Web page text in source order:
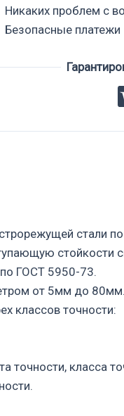
Никаких проблем с
Безопасные платежи
стали
стойкости
ГОСТ 5950-73.
от 5мм до 80мм.
классов точности:
точности, класса